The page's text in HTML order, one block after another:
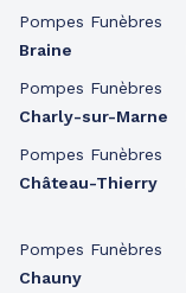
Pompes Funèbres
Braine
Pompes Funèbres
Charly-sur-Marne
Pompes Funèbres
Château-Thierry
Pompes Funèbres
Chauny